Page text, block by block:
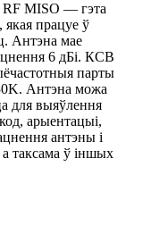
MISO — гэта
якая працуе ў
Антэна мае
6 дБі. КСВ
парты
Антэна можа
для выяўлення
арыентацыі,
антэны і
а таксама ў іншых